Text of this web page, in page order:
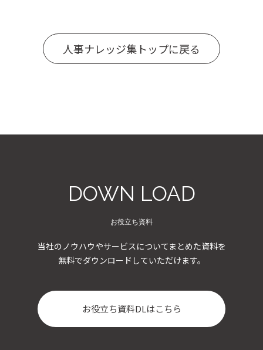
人事ナレッジ集トップに戻る
DOWN LOAD
お役立ち資料
当社のノウハウやサービスについてまとめた資料を
無料でダウンロードしていただけます。
お役立ち資料DLはこちら